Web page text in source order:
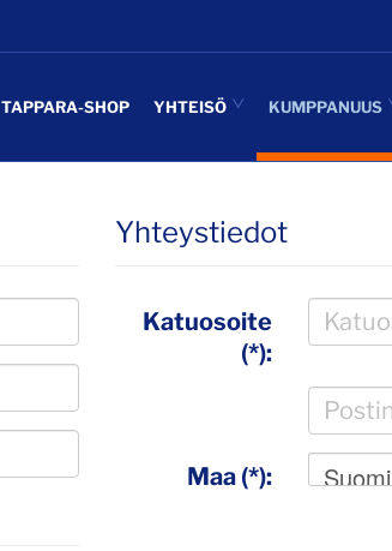
TAPPARA-SHOP YHTEISÖ KUMPPANUUS
Yhteystiedot
Katuosoite
(*):
Maa (*): Suomi